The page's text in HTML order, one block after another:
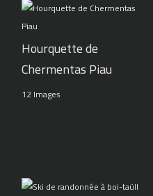
Hourquette de
Chermentas Piau
12 Images